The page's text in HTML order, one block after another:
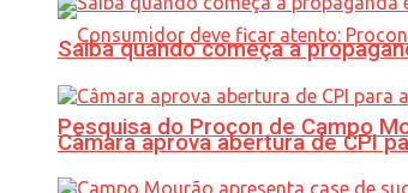
Pesquisa do Procon de Campo
Saiba quando começa a
Câmara aprova abertura de CPI